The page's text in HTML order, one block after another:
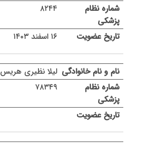
۸۲۴۴
۱۶ اسفند ۱۴۰۳
لیلا نظیری هریس
۷۸۳۴۹